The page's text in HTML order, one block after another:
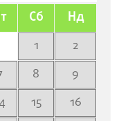
Сб Нд
1
2
8
9
15
16